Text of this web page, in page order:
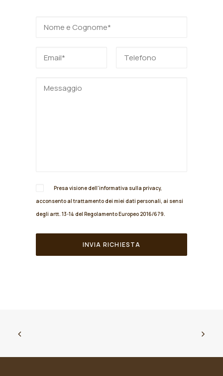
Presa visione dell'informativa sulla privacy,
acconsento al trattamento dei miei dati personali, ai sensi
degli artt. 13-14 del Regolamento Europeo 2016/679.